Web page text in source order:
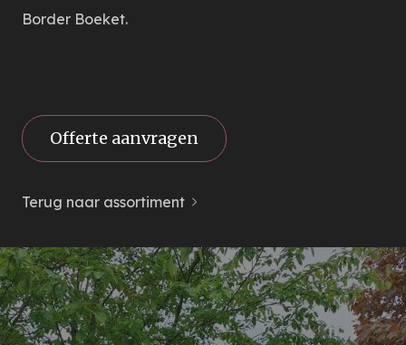
Border Boeket.
Offerte aanvragen
Terug naar assortiment